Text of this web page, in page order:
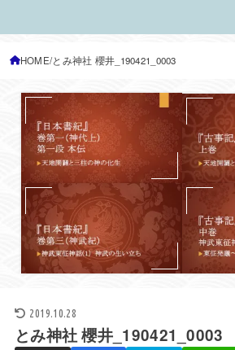
HOME とみ神社 櫻井_190421_0003
2019.10.28
とみ神社 櫻井_190421_0003